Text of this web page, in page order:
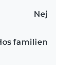
Nej
familien